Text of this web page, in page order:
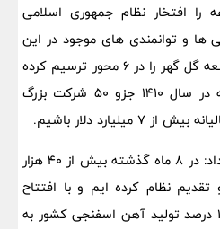
افتخار نظام جمهوری اسلامی
ها و توانمندی های موجود در این
منطقه گفت: ما استراتژی توسعه گل گهر را در ۶ محور ترسیم کرده
ایم و هدف ما این است که در سال ۱۴۱۰ جزو ۵۰ شرکت بزرگ
دلار باشیم.
مهندس ایمان عتیقی ادامه داد: در ۸ ماه گذشته بیش از ۴۰ هزار
تقدیم نظام کرده ایم و با افتتاح
پروژه های امروز سهم ما از ۱۲ درصد تولید آهن اسفنجی کشور به